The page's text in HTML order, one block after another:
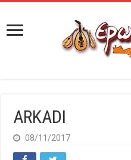
ARKADI
08/11/2017